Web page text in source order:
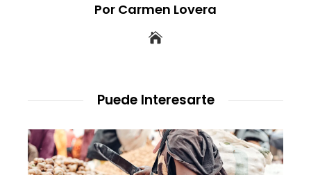
Por Carmen Lovera
Puede Interesarte